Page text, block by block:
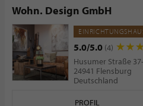
Wohn. Design GmbH
5.0/5.0 (4)
Husumer Straße
24941 Flensburg
Deutschland
PROFIL